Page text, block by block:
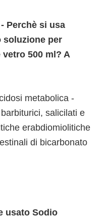
Perchè si usa
soluzione per
500 ml? A
metabolica -
salicilati e
erabdiomiolitiche
di bicarbonato
usato Sodio